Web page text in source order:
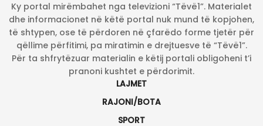
Ky portal mirëmbahet nga televizioni “Tëvë1”. Materialet
dhe informacionet në këtë portal nuk mund të kopjohen,
të shtypen, ose të përdoren në çfarëdo forme tjetër për
qëllime përfitimi, pa miratimin e drejtuesve të “Tëvë1”.
Për ta shfrytëzuar materialin e këtij portali obligoheni t’i
pranoni kushtet e përdorimit.
LAJMET
RAJONI/BOTA
SPORT